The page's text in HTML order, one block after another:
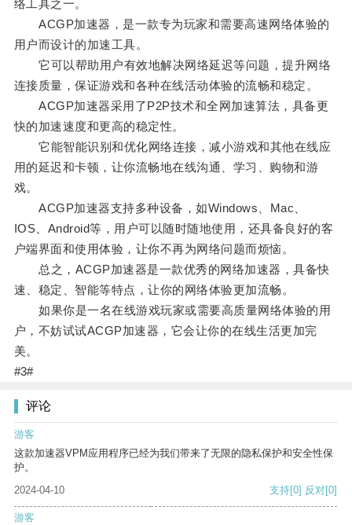
络工具之一。
ACGP加速器，是一款专为玩家和需要高速网络体验的
用户而设计的加速工具。
它可以帮助用户有效地解决网络延迟等问题，提升网络
连接质量，保证游戏和各种在线活动体验的流畅和稳定。
ACGP加速器采用了P2P技术和全网加速算法，具备更
快的加速速度和更高的稳定性。
它能智能识别和优化网络连接，减小游戏和其他在线应
用的延迟和卡顿，让你流畅地在线沟通、学习、购物和游
戏。
ACGP加速器支持多种设备，如Windows、Mac、
IOS、Android等，用户可以随时随地使用，还具备良好的客
户端界面和使用体验，让你不再为网络问题而烦恼。
总之，ACGP加速器是一款优秀的网络加速器，具备快
速、稳定、智能等特点，让你的网络体验更加流畅。
如果你是一名在线游戏玩家或需要高质量网络体验的用
户，不妨试试ACGP加速器，它会让你的在线生活更加完
美。
#3#
评论
游客
这款加速器VPM应用程序已经为我们带来了无限的隐私保护和安全性保
护。
2024-04-10
支持[0] 反对[0]
游客